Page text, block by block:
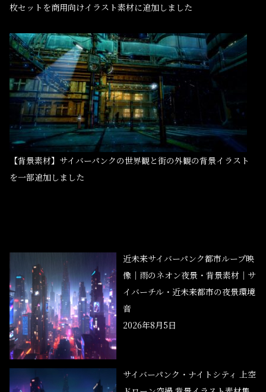
枚セットを商用向けイラスト素材に追加しました
【背景素材】サイバーパンクの世界観と街の外観の背景イラスト
を一部追加しました
近未来サイバーパンク都市ループ映
像｜雨のネオン夜景・背景素材｜サ
イバーチル・近未来都市の夜景環境
音
2026年8月5日
サイバーパンク・ナイトシティ 上空